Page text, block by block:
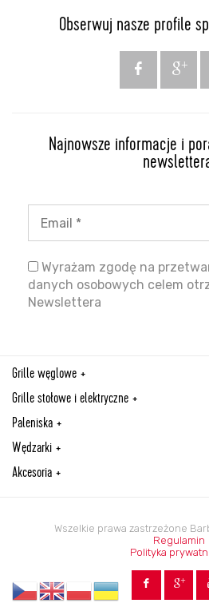
Obserwuj nasze profile
Najnowsze informacje i
Wyrażam zgodę na
danych osobowych celem
Newslettera
Grille węglowe
Grille stołowe i elektryczne
Paleniska
Wędzarki
Akcesoria
Wszelkie prawa zastrzeżone
Regulamin
Polityka